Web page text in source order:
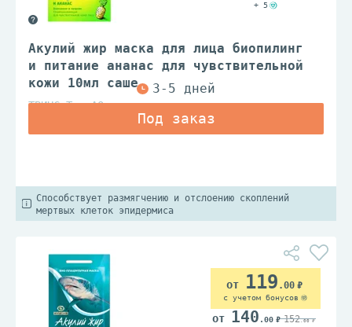
Акулий жир маска для лица биопилинг
и питание ананас для чувствительной
кожи 10мл саше
ТВИНС Тэк АО
+ 5
Способствует размягчению и отслоению скоплений
мертвых клеток эпидермиса
119 .00
с учетом бонусов
140 .00 152.00